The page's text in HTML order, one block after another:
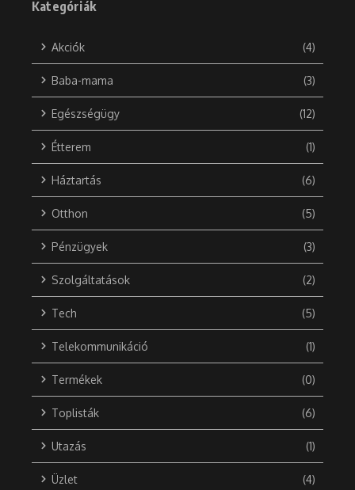
Kategóriák
Akciók (4)
Baba-mama (3)
Egészségügy (12)
Étterem (1)
Háztartás (6)
Otthon (5)
Pénzügyek (3)
Szolgáltatások (2)
Tech (5)
Telekommunikáció (1)
Termékek (0)
Toplisták (6)
Utazás (1)
Üzlet (4)